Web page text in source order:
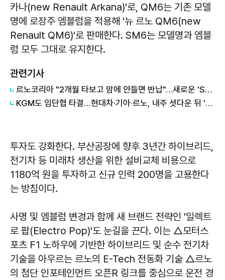
카나(new Renault Arkana)'로, QM6는 기존 모델
명에 로장주 엠블럼을 적용해 '뉴 르노 QM6(new
Renault QM6)'로 판매한다. SM6는 모델명과 엠블
럼 모두 그대로 유지한다.
관련기사
르노코리아 "2개월 타보고 맘에 안들면 반납"…새로운 'SUV 구매 방식' 호응
KGM도 임단협 타결…현대차·기아·르노, 내주 셧다운 뒤 '파업 분수령'
투자도 강화한다. 부산공장에 향후 3년간 하이브리드,
전기차 등 미래차 생산을 위한 설비교체 비용으로
1180억 원을 투자하고 신규 인력 200명을 고용한다
는 방침이다.
사명 및 엠블럼 변경과 함께 새 브랜드 전략인 '일렉트
로 팝(Electro Pop)'도 눈길을 끈다. 이는 △모터스
포츠 F1 노하우에 기반한 하이브리드 및 순수 전기차
기술을 아우르는 르노의 E-Tech 전동화 기술 △르노
의 첨단 인포테인먼트 오픈R 링크를 중심으로 운전 경